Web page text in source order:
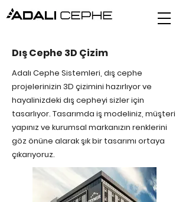
Dış Cephe 3D Çizim
Adalı Cephe Sistemleri, dış cephe
projelerinizin 3D çizimini hazırlıyor ve
hayalinizdeki dış cepheyi sizler için
tasarlıyor. Tasarımda iş modeliniz, müşteri
yapınız ve kurumsal markanızın renklerini
göz önüne alarak şık bir tasarımı ortaya
çıkarıyoruz.